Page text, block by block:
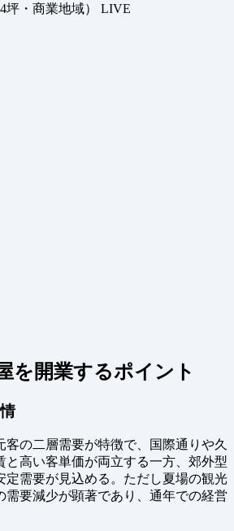
・商業地域）
LIVE
を開業するポイント
客の二層需要が特徴で、国際通りや久
と高い客単価が両立する一方、郊外型
定需要が見込める。ただし夏場の観光
需要減少が顕著であり、通年での経営